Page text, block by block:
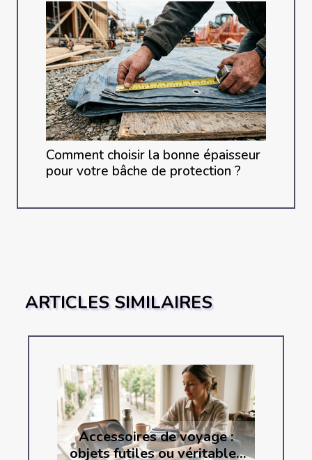
Comment choisir la bonne épaisseur
pour votre bâche de protection ?
ARTICLES SIMILAIRES
Accessoires de voyage :
objets futiles ou véritables